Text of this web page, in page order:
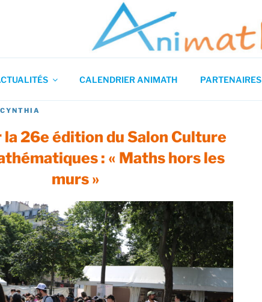
en Mathématiques
CALENDRIER ANIMATH PARTENAIRES
CYNTHIA
la 26e édition du Salon Culture
: « Maths hors les
murs »